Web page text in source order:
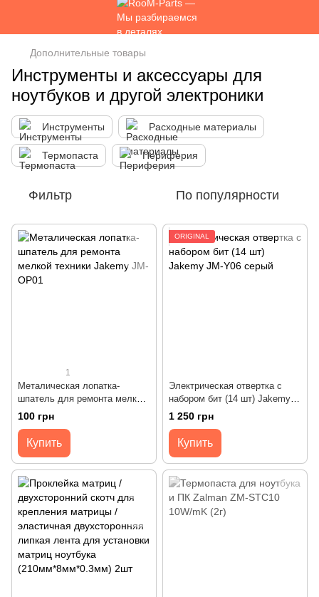
Дополнительные товары
Инструменты и аксессуары для
ноутбуков и другой электроники
Инструменты Расходные материалы
Термопаста Периферия
Фильтр По популярности
1
Металическая лопатка-
шпатель для ремонта мелкой
техники Jakemy JM-OP01
100 грн
Купить
ORIGINAL
Электрическая отвертка с
набором бит (14 шт) Jakemy
JM-Y06 серый
1 250 грн
Купить